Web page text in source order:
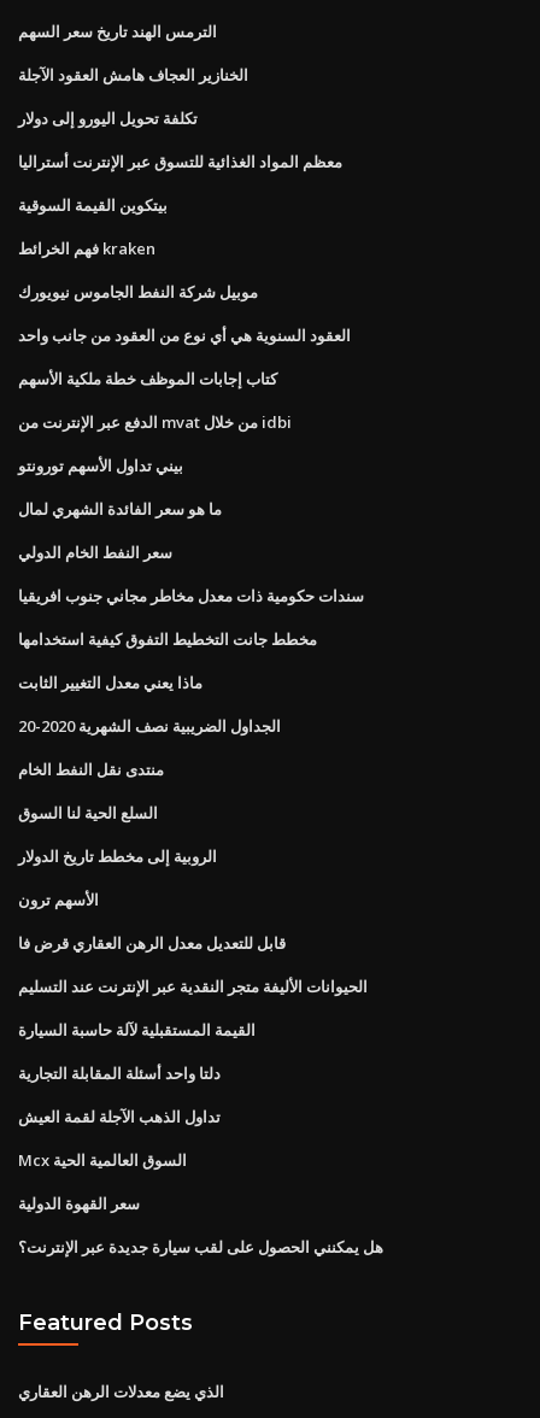
الترمس الهند تاريخ سعر السهم
الخنازير العجاف هامش العقود الآجلة
تكلفة تحويل اليورو إلى دولار
معظم المواد الغذائية للتسوق عبر الإنترنت أستراليا
بيتكوين القيمة السوقية
فهم الخرائط kraken
موبيل شركة النفط الجاموس نيويورك
العقود السنوية هي أي نوع من العقود من جانب واحد
كتاب إجابات الموظف خطة ملكية الأسهم
الدفع عبر الإنترنت من mvat من خلال idbi
بيني تداول الأسهم تورونتو
ما هو سعر الفائدة الشهري لمال
سعر النفط الخام الدولي
سندات حكومية ذات معدل مخاطر مجاني جنوب افريقيا
مخطط جانت التخطيط التفوق كيفية استخدامها
ماذا يعني معدل التغيير الثابت
الجداول الضريبية نصف الشهرية 2020-20
منتدى نقل النفط الخام
السلع الحية لنا السوق
الروبية إلى مخطط تاريخ الدولار
الأسهم ترون
قابل للتعديل معدل الرهن العقاري قرض فا
الحيوانات الأليفة متجر النقدية عبر الإنترنت عند التسليم
القيمة المستقبلية لآلة حاسبة السيارة
دلتا واحد أسئلة المقابلة التجارية
تداول الذهب الآجلة لقمة العيش
Mcx السوق العالمية الحية
سعر القهوة الدولية
هل يمكنني الحصول على لقب سيارة جديدة عبر الإنترنت؟
Featured Posts
الذي يضع معدلات الرهن العقاري